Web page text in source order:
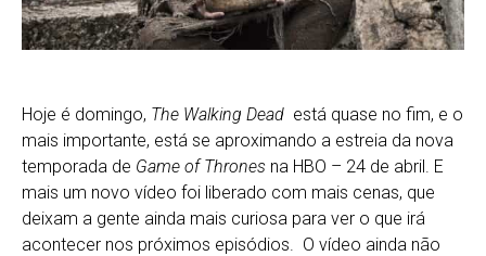
Hoje é domingo, The Walking Dead está quase no fim, e o
mais importante, está se aproximando a estreia da nova
temporada de Game of Thrones na HBO – 24 de abril. E
mais um novo vídeo foi liberado com mais cenas, que
deixam a gente ainda mais curiosa para ver o que irá
acontecer nos próximos episódios. O vídeo ainda não